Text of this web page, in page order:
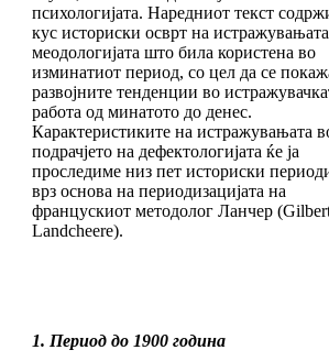
психологијата. Наредниот текст
кус историски осврт на
меодологијата што била користена во
изминатиот период, со цел да се
развојните тенденции во
работа од минатото до денес.
Карактеристиките на истражувањата
подрачјето на дефектологијата ќе ја
проследиме низ пет историски
врз основа на периодизацијата на
францускиот методолог Ланчер
Landcheere).
1. Период до 1900 година